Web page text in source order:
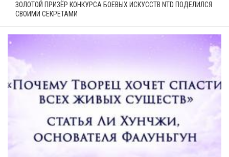
ЗОЛОТОЙ ПРИЗЁР КОНКУРСА БОЕВЫХ ИСКУССТВ NTD ПОДЕЛИЛСЯ
СВОИМИ СЕКРЕТАМИ